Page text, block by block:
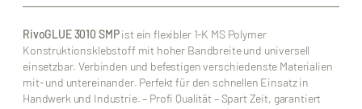
RivoGLUE 3010 SMPist ein flexibler 1-K MS Polymer
Konstruktionsklebstoff mit hoher Bandbreite und universell
einsetzbar. Verbinden und befestigen verschiedenste Materialien
mit- und untereinander. Perfekt für den schnellen Einsatz in
Handwerk und Industrie. – Profi Qualität – Spart Zeit, garantiert